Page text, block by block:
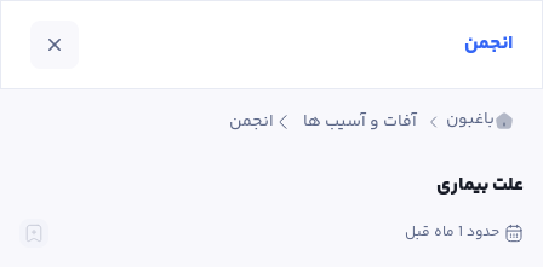
باغبون آفات و آسیب ها انجمن
علت بیماری
حدود 1 ماه قبل
انجمن